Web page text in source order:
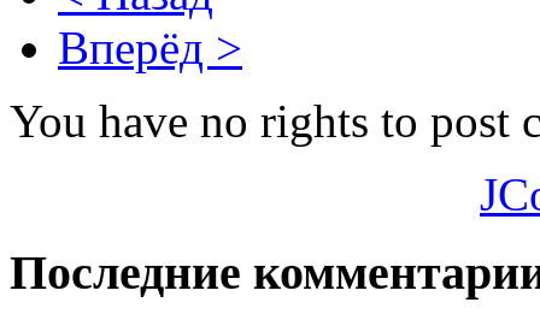
Вперёд >
You have no rights to post
Последние